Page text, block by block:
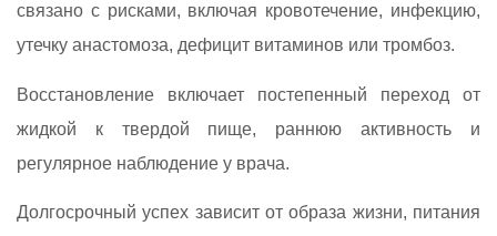
связано с рисками, включая кровотечение, инфекцию,
утечку анастомоза, дефицит витаминов или тромбоз.
Восстановление включает постепенный переход от
жидкой к твердой пище, раннюю активность и
регулярное наблюдение у врача.
Долгосрочный успех зависит от образа жизни, питания